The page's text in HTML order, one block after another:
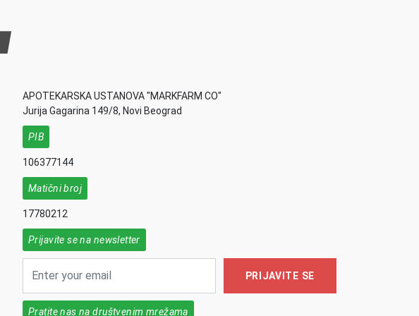
APOTEKARSKA USTANOVA "MARKFARM CO"
Jurija Gagarina 149/8, Novi Beograd
PIB
106377144
Matični broj
17780212
Prijavite se na newsletter
PRIJAVITE SE
Pratite nas na društvenim mrežama